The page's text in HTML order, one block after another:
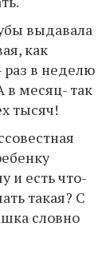
выдавала
как
раз в неделю
в месяц- так
тысяч!
и есть что-
такая? С
словно